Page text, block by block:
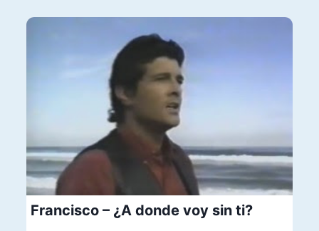
Francisco – ¿A donde voy sin ti?